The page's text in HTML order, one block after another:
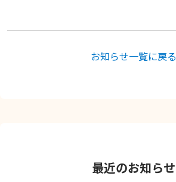
お知らせ一覧に戻る
最近のお知らせ